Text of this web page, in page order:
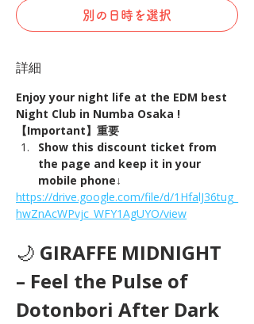
別の日時を選択
詳細
Enjoy your night life at the EDM best
Night Club in Numba Osaka !
【Important】重要
Show this discount ticket from
the page and keep it in your
mobile phone↓
https://drive.google.com/file/d/1HfalJ36tug_
hwZnAcWPvjc_WFY1AgUYO/view
🌙 GIRAFFE MIDNIGHT
– Feel the Pulse of
Dotonbori After Dark